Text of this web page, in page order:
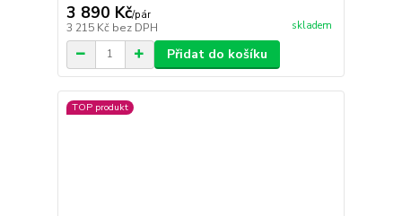
3 890 Kč/pár
3 215 Kč bez DPH skladem
Přidat do košíku
TOP produkt